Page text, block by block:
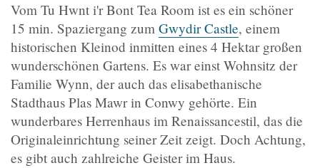
Vom Tu Hwnt i'r Bont Tea Room ist es ein schöner
15 min. Spaziergang zum Gwydir Castle, einem
historischen Kleinod inmitten eines 4 Hektar großen
wunderschönen Gartens. Es war einst Wohnsitz der
Familie Wynn, der auch das elisabethanische
Stadthaus Plas Mawr in Conwy gehörte. Ein
wunderbares Herrenhaus im Renaissancestil, das die
Originaleinrichtung seiner Zeit zeigt. Doch Achtung,
es gibt auch zahlreiche Geister im Haus.